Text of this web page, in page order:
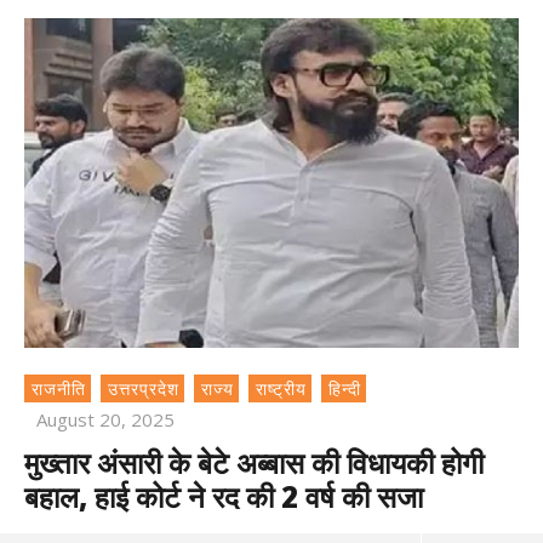
राजनीति उत्तरप्रदेश राज्य राष्ट्रीय हिन्दी
August 20, 2025
मुख्तार अंसारी के बेटे अब्बास की विधायकी होगी
बहाल, हाई कोर्ट ने रद की 2 वर्ष की सजा